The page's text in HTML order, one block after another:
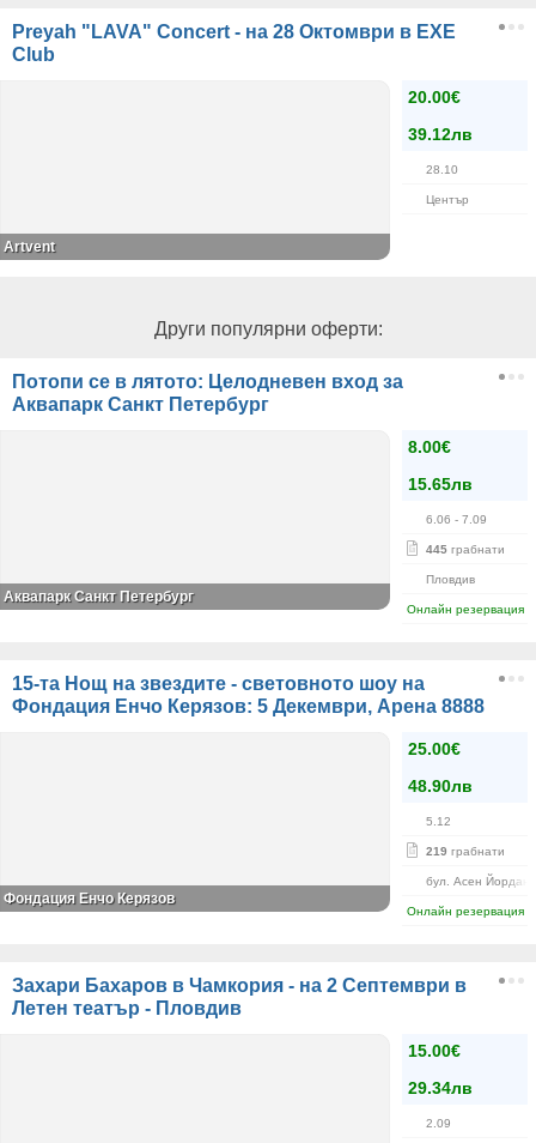
Preyah "LAVA" Concert - на 28 Октомври в EXE
Club
20.00€
39.12лв
28.10
Център
Artvent
Други популярни оферти:
Потопи се в лятото: Целодневен вход за
Аквапарк Санкт Петербург
8.00€
15.65лв
6.06 - 7.09
445 грабнати
Пловдив
Онлайн резервация
Аквапарк Санкт Петербург
15-та Нощ на звездите - световното шоу на
Фондация Енчо Керязов: 5 Декември, Арена 8888
25.00€
48.90лв
5.12
219 грабнати
бул. Асен
Онлайн резервация
Фондация Енчо Керязов
Захари Бахаров в Чамкория - на 2 Септември в
Летен театър - Пловдив
15.00€
29.34лв
2.09